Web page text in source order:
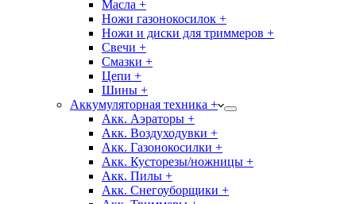
Масла +
Ножи газонокосилок +
Ножи и диски для триммеров +
Свечи +
Смазки +
Цепи +
Шины +
Аккумуляторная техника +
Акк. Аэраторы +
Акк. Воздуходувки +
Акк. Газонокосилки +
Акк. Кусторезы/ножницы +
Акк. Пилы +
Акк. Снегоуборщики +